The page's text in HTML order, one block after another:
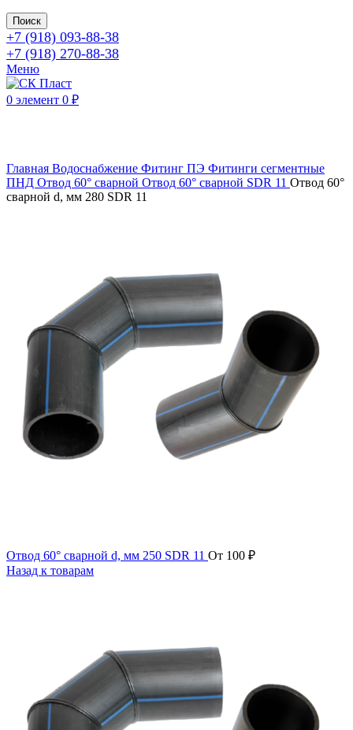
Поиск
+7 (918) 093-88-38
+7 (918) 270-88-38
Меню
0 элемент 0 ₽
Главная Водоснабжение Фитинг ПЭ Фитинги сегментные
ПНД Отвод 60° сварной Отвод 60° сварной SDR 11 Отвод 60°
сварной d, мм 280 SDR 11
Отвод 60° сварной d, мм 250 SDR 11 От 100 ₽
Назад к товарам